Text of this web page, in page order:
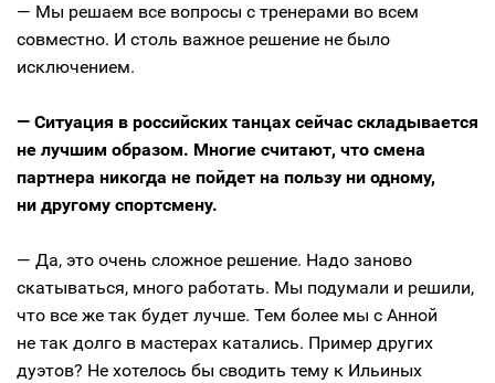
— Мы решаем все вопросы с тренерами во всем
совместно. И столь важное решение не было
исключением.
— Ситуация в российских танцах сейчас складывается
не лучшим образом. Многие считают, что смена
партнера никогда не пойдет на пользу ни одному,
ни другому спортсмену.
— Да, это очень сложное решение. Надо заново
скатываться, много работать. Мы подумали и решили,
что все же так будет лучше. Тем более мы с Анной
не так долго в мастерах катались. Пример других
дуэтов? Не хотелось бы сводить тему к Ильиных